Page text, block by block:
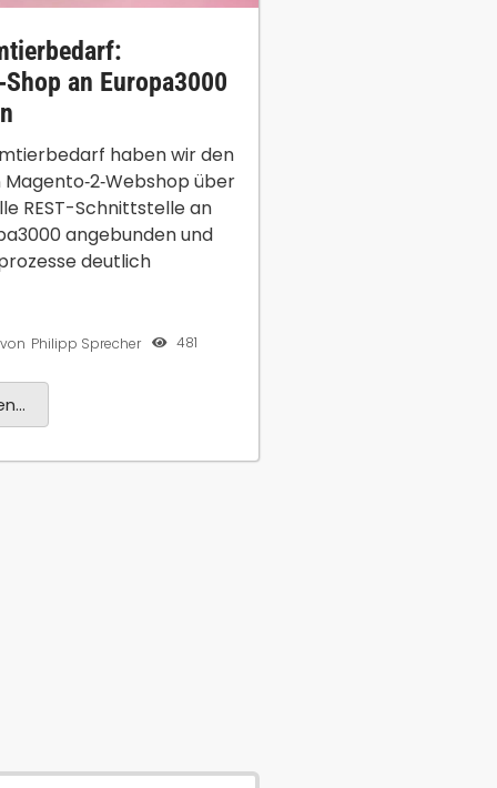
an Europa3000
von Philipp Sprecher 481
haben wir den
über
REST-Schnittstelle an
angebunden und
deutlich